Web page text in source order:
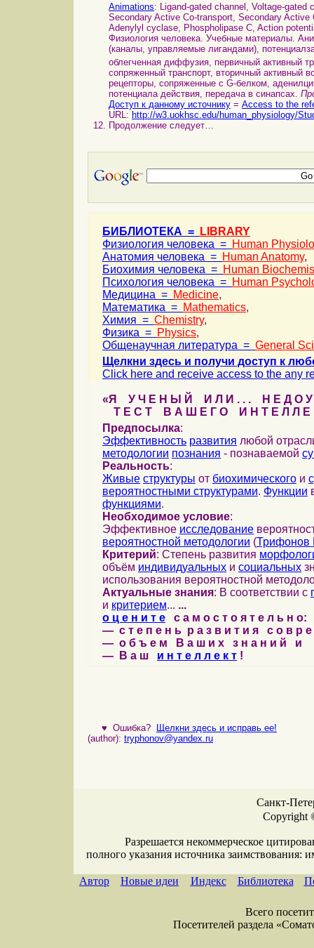
Animations: Ligand-gated channel, Voltage-
Secondary Active Co-transport, Secondary
Adenylyl cyclase, Phospholipase C, Action
Физиология человека. Учебные материалы.
(каналы, управляемые лигандами),
облегченная диффузия, первичный активный
сопряженный транспорт, вторичный активный
рецепторы, сопряженные с G-белком,
потенциала действия, передача в синапсах.
Доступ к данному источнику = Access to the
URL: http://w3.uokhsc.edu/human_physiology/
Продолжение следует…
БИБЛИОТЕКА =
LIBRARY
Физиология человека = Human
Анатомия человека = Human Anatomy,
Биохимия человека = Human
Психология человека = Human
Медицина = Medicine,
Математика = Mathematics,
Химия = Chemistry,
Физика = Physics,
Общенаучная литература = General
Щелкни здесь и получи доступ к
Click here and receive access to the any
«Я У Ч Е Н Ы Й И Л И . . . Н Е Д О У
Т Е С Т В А Ш Е Г О И Н Т Е Л Л Е
Предпосылка:
Эффективность развития любой
методологии познания - познаваемой
Реальность:
Живые структуры от биохимического и
вероятностными структурами. Функции
функциями.
Необходимое условие:
Эффективное исследование
вероятностной методологии (Трифонов
Критерий: Степень развития
объём индивидуальных и социальных
использования вероятностной
Актуальные знания: В соответствии с
и критерием... ...
о ц е н и т е с а м о с т о я т е л ь н о:
— с т е п е н ь р а з в и т и я с о в р
— о б ъ е м В а ш и х з н а н и й и
— В а ш и н т е л л е к т !
♥ Ошибка? Щелкни здесь и исправь ее!
(author): tryphonov@yandex.ru
Санкт-
Copyright
Разрешается некоммерческое
полного указания источника заимствования:
Автор Новые идеи Индекс Библиотека
Всего
Посетителей раздела